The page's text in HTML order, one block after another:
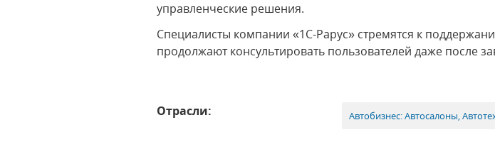
управленческие решения.
Специалисты компании «1С-Рарус» стремятся к
продолжают консультировать пользователей даже после
Отрасли: Автобизнес: Автосалоны,